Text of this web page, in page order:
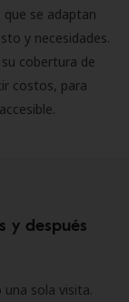
se adaptan
y necesidades.
cobertura de
costos, para
y después
sola visita.